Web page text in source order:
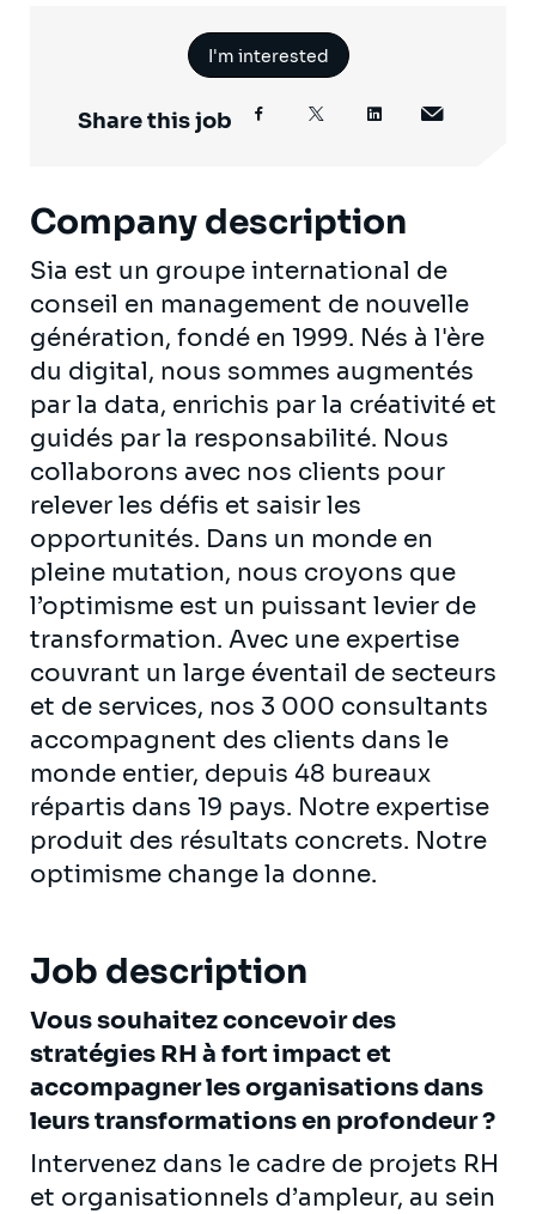
I'm interested
Share this job
Company description
Sia est un groupe international de
conseil en management de nouvelle
génération, fondé en 1999. Nés à l'ère
du digital, nous sommes augmentés
par la data, enrichis par la créativité et
guidés par la responsabilité. Nous
collaborons avec nos clients pour
relever les défis et saisir les
opportunités. Dans un monde en
pleine mutation, nous croyons que
l’optimisme est un puissant levier de
transformation. Avec une expertise
couvrant un large éventail de secteurs
et de services, nos 3 000 consultants
accompagnent des clients dans le
monde entier, depuis 48 bureaux
répartis dans 19 pays. Notre expertise
produit des résultats concrets. Notre
optimisme change la donne.
Job description
Vous souhaitez concevoir des
stratégies RH à fort impact et
accompagner les organisations dans
leurs transformations en profondeur ?
Intervenez dans le cadre de projets RH
et organisationnels d’ampleur, au sein